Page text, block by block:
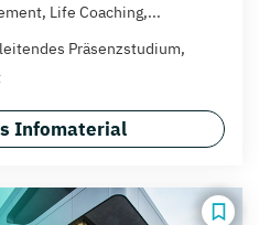
Life Coaching,...
Präsenzstudium,
Infomaterial